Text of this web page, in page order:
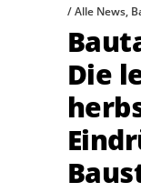
Alle News,
Die